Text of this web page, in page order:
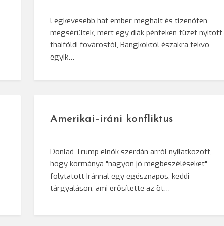
Legkevesebb hat ember meghalt és tizenöten
megsérültek, mert egy diák pénteken tüzet nyitott
thaiföldi fõvárostól, Bangkoktól északra fekvõ
egyik…
Amerikai–iráni konfliktus
Donlad Trump elnök szerdán arról nyilatkozott,
hogy kormánya "nagyon jó megbeszéléseket"
folytatott Iránnal egy egésznapos, keddi
tárgyaláson, ami erősítette az öt…